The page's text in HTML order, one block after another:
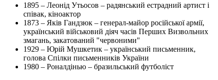
1895 – Леонід Утьосов – радянський естрадний артист і
співак, кіноактор
1873 – Яків Гандзюк – генерал-майор російської армії,
український військовий діяч часів Перших Визвольних
змагань, закатований "червоними"
1929 – Юрій Мушкетик – український письменник,
голова Спілки письменників України
1980 – Роналдінью – бразильський футболіст